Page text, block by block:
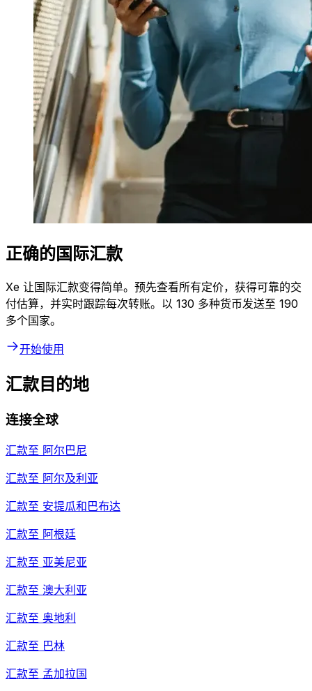
正确的国际汇款
Xe 让国际汇款变得简单。预先查看所有定价，获得可靠的交
付估算，并实时跟踪每次转账。以 130 多种货币发送至 190
多个国家。
开始使用
汇款目的地
连接全球
汇款至 阿尔巴尼
汇款至 阿尔及利亚
汇款至 安提瓜和巴布达
汇款至 阿根廷
汇款至 亚美尼亚
汇款至 澳大利亚
汇款至 奥地利
汇款至 巴林
汇款至 孟加拉国